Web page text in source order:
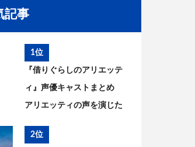
記事
1位
『借りぐらしのアリエッテ
ィ』声優キャストまとめ
アリエッティの声を演じた
2位